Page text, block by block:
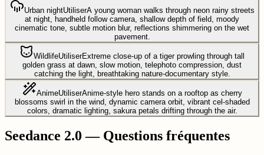
Urban nightUtiliserA young woman walks through neon rainy streets
at night, handheld follow camera, shallow depth of field, moody
cinematic tone, subtle motion blur, reflections shimmering on the wet
pavement.
WildlifeUtiliserExtreme close-up of a tiger prowling through tall
golden grass at dawn, slow motion, telephoto compression, dust
catching the light, breathtaking nature-documentary style.
AnimeUtiliserAnime-style hero stands on a rooftop as cherry
blossoms swirl in the wind, dynamic camera orbit, vibrant cel-shaded
colors, dramatic lighting, sakura petals drifting through the air.
Seedance 2.0 — Questions fréquentes